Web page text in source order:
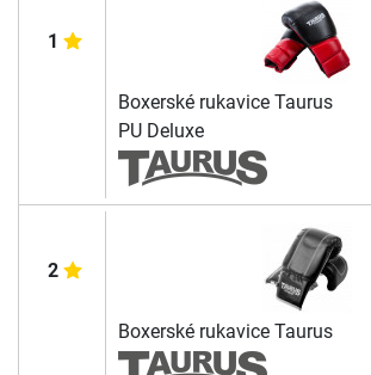
1
Boxerské rukavice Taurus
PU Deluxe
2
Boxerské rukavice Taurus